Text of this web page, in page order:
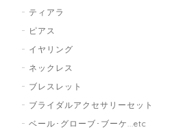
ティアラ
ピアス
イヤリング
ネックレス
ブレスレット
ブライダルアクセサリーセット
ベール･グローブ･ブーケ...etc